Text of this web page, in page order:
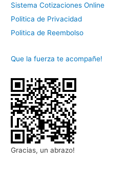
Sistema Cotizaciones Online
Politica de Privacidad
Politica de Reembolso
Que la fuerza te acompañe!
Gracias, un abrazo!